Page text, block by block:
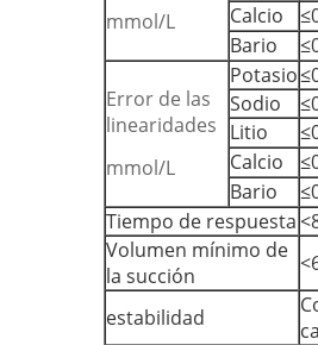
mmol/L
Calcio
Bario
Error de las
linearidades
mmol/L
Potasio
Sodio
Litio
Calcio
Bario
Tiempo de respuesta
Volumen mínimo de
la succión
estabilidad